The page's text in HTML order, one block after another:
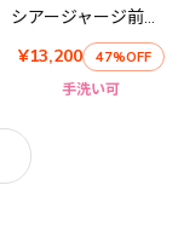
シアージャージ前開きカットソー
¥13,200
47%OFF
手洗い可